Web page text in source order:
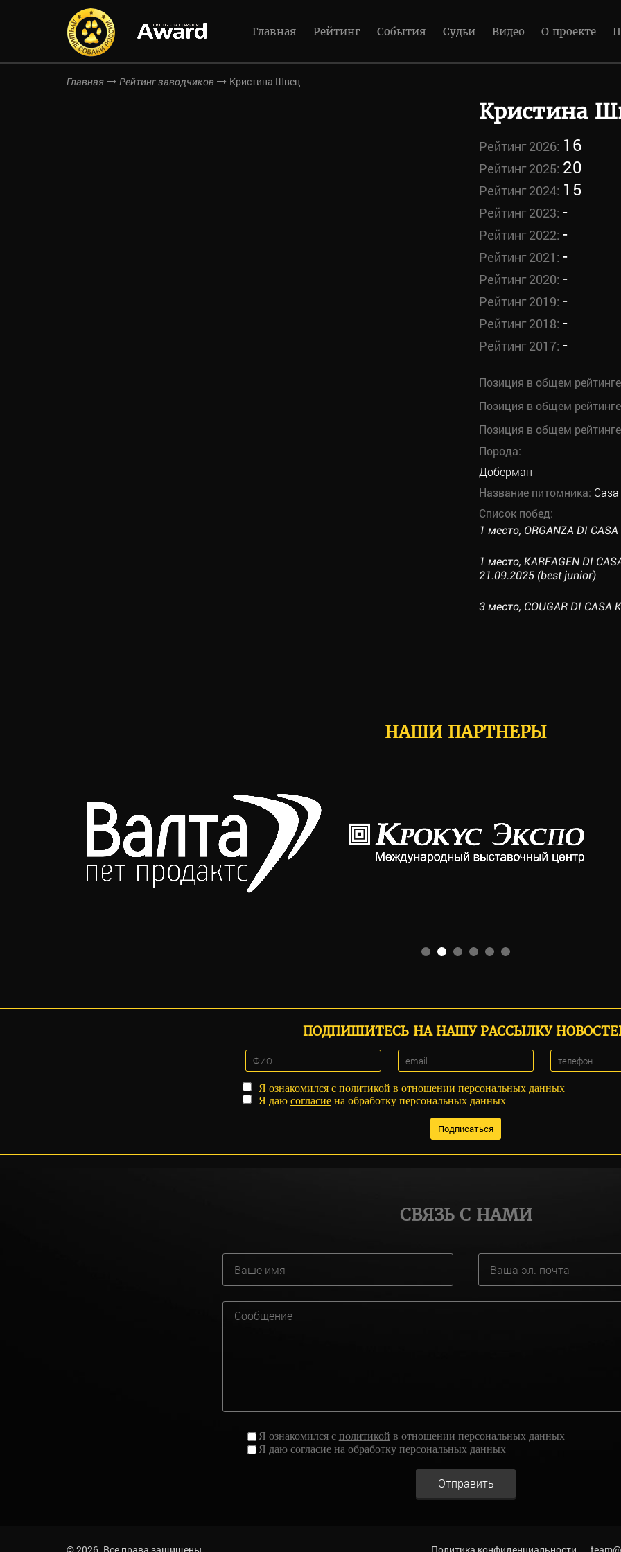
Главная Рейтинг События Судьи Видео О проекте
Главная Рейтинг заводчиков Кристина Швец
Кристина
Рейтинг 2026: 16
Рейтинг 2025: 20
Рейтинг 2024: 15
Рейтинг 2023: -
Рейтинг 2022: -
Рейтинг 2021: -
Рейтинг 2020: -
Рейтинг 2019: -
Рейтинг 2018: -
Рейтинг 2017: -
Позиция в общем
Позиция в общем
Позиция в общем
Порода:
Доберман
Название питомника:
Список побед:
1 место, ORGANZA DI
1 место, KARFAGEN DI
21.09.2025 (best junior)
3 место, COUGAR DI CASA
НАШИ ПАРТНЕРЫ
ПОДПИШИТЕСЬ НА НАШУ РАССЫЛКУ
Я ознакомился с политикой в отношении персональных данных
Я даю согласиена обработку персональных данных
СВЯЗЬ С НАМИ
Я ознакомился с политикой в отношении персональных данных
Я даю согласиена обработку персональных данных
Отправить